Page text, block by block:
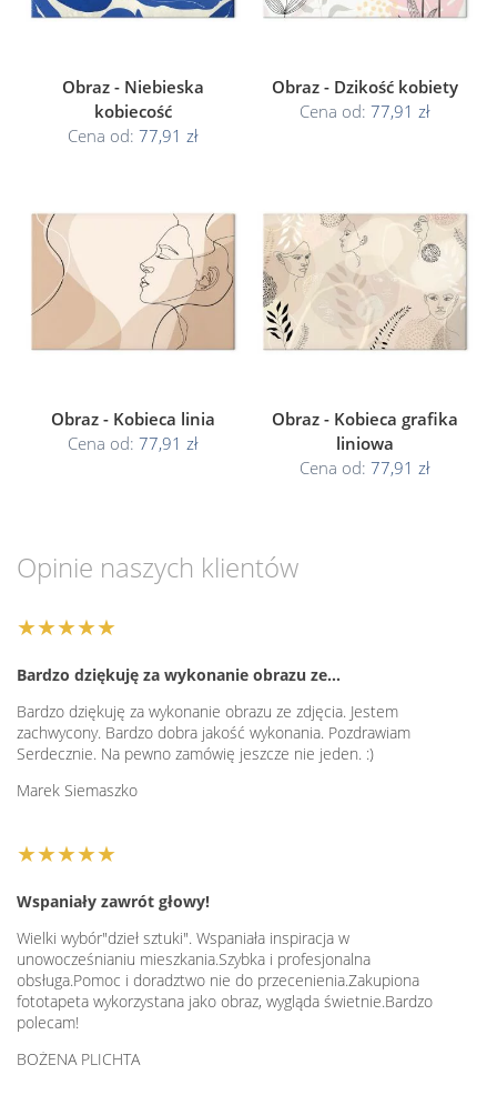
Obraz - Niebieska
kobiecość
Cena od: 77,91 zł
Obraz - Dzikość kobiety
Cena od: 77,91 zł
Obraz - Kobieca linia
Cena od: 77,91 zł
Obraz - Kobieca grafika
liniowa
Cena od: 77,91 zł
Opinie naszych klientów
★★★★★
Bardzo dziękuję za wykonanie obrazu ze…
Bardzo dziękuję za wykonanie obrazu ze zdjęcia. Jestem
zachwycony. Bardzo dobra jakość wykonania. Pozdrawiam
Serdecznie. Na pewno zamówię jeszcze nie jeden. :)
Marek Siemaszko
★★★★★
Wspaniały zawrót głowy!
Wielki wybór"dzieł sztuki". Wspaniała inspiracja w
unowocześnianiu mieszkania.Szybka i profesjonalna
obsługa.Pomoc i doradztwo nie do przecenienia.Zakupiona
fototapeta wykorzystana jako obraz, wygląda świetnie.Bardzo
polecam!
BOŻENA PLICHTA